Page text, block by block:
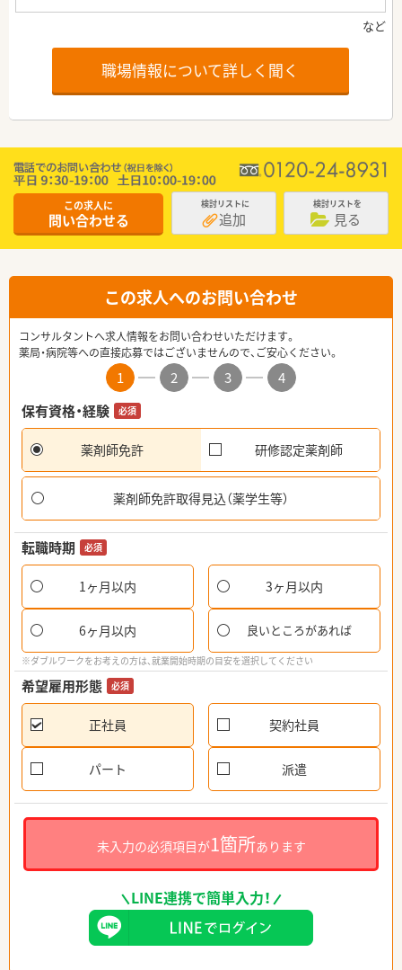
職場情報について詳しく聞く
この求人に
問い合わせる
検討リストに
追加
検討リストを
見る
この求人へのお問い合わせ
コンサルタントへ求人情報をお問い合わせいただけます。
薬局・病院等への直接応募ではございませんので、ご安心ください。
1 2 3
4
保有資格・経験
必須
薬剤師免許 研修認定薬剤師
薬剤師免許取得見込（薬学生等）
転職時期 必須
1ヶ月以内 3ヶ月以内
6ヶ月以内 良いところがあれば
※ダブルワークをお考えの方は、就業開始時期の目安を選択してください
希望雇用形態 必須
正社員 契約社員
パート 派遣
未入力の必須項目が1箇所あります
LINE連携で簡単入力！